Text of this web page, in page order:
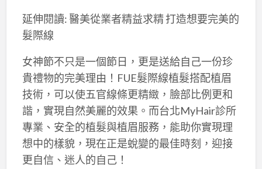
延伸閱讀: 醫美從業者精益求精 打造想要完美的
髮際線
女神節不只是一個節日，更是送給自己一份珍
貴禮物的完美理由！FUE髮際線植髮搭配植眉
技術，可以使五官線條更精緻，臉部比例更和
諧，實現自然美麗的效果。而台北MyHair診所
專業、安全的植髮與植眉服務，能助你實現理
想中的樣貌，現在正是蛻變的最佳時刻，迎接
更自信、迷人的自己！